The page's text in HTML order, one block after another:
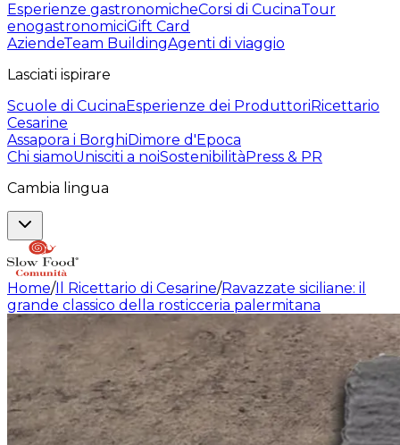
Esperienze gastronomicheCorsi di CucinaTour
enogastronomiciGift Card
AziendeTeam BuildingAgenti di viaggio
Lasciati ispirare
Scuole di CucinaEsperienze dei ProduttoriRicettario
Cesarine
Assapora i BorghiDimore d'Epoca
Chi siamoUnisciti a noiSostenibilitàPress & PR
Cambia lingua
Home/Il Ricettario di Cesarine/Ravazzate siciliane: il
grande classico della rosticceria palermitana